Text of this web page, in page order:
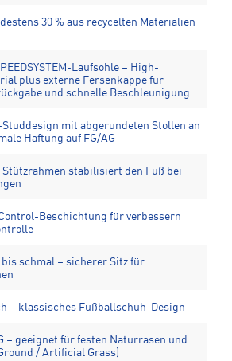
30 % aus recycelten Materialien
Laufsohle – High-
plus externe Fersenkappe für
und schnelle Beschleunigung
Studdesign mit abgerundeten Stollen an
Haftung auf FG/AG
stabilisiert den Fuß bei
Beschichtung für verbessern
schmal – sicherer Sitz für
– klassisches Fußballschuh-Design
– geeignet für festen Naturrasen und
/ Artificial Grass)